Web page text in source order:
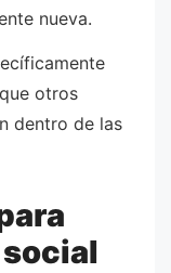
nueva.
otros
dentro de las